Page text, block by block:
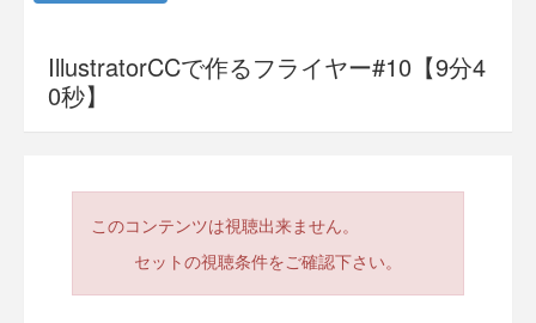
IllustratorCCで作るフライヤー#10【9分4
0秒】
このコンテンツは視聴出来ません。
セットの視聴条件をご確認下さい。